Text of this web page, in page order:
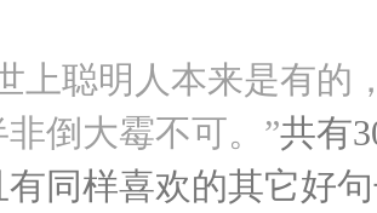
上聪明人本来是有的
倒大霉不可。”共有
有同样喜欢的其它好